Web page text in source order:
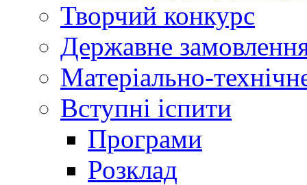
Творчий конкурс
Державне
Матеріально-
Вступні іспити
Програми
Розклад